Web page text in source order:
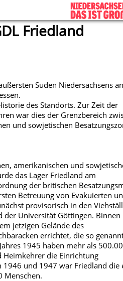
Friedland
Süden Niedersachsens
des Standorts. Zur Zeit der
war dies der Grenzbereich
und sowjetischen
amerikanischen und
das Lager Friedland am
der britischen
Betreuung von Evakuierten
provisorisch in den
der Universität Göttingen. Binnen
jetzigen Gelände des
errichtet, die so
1945 haben mehr als
Heimkehrer die Einrichtung
1946 und 1947 war Friedland die
Menschen.